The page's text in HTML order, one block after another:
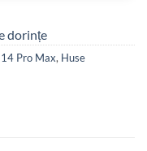
dorințe
Pro Max, Huse